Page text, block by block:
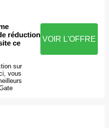
réduction
ce
sur
vous
VOIR L'OFFRE